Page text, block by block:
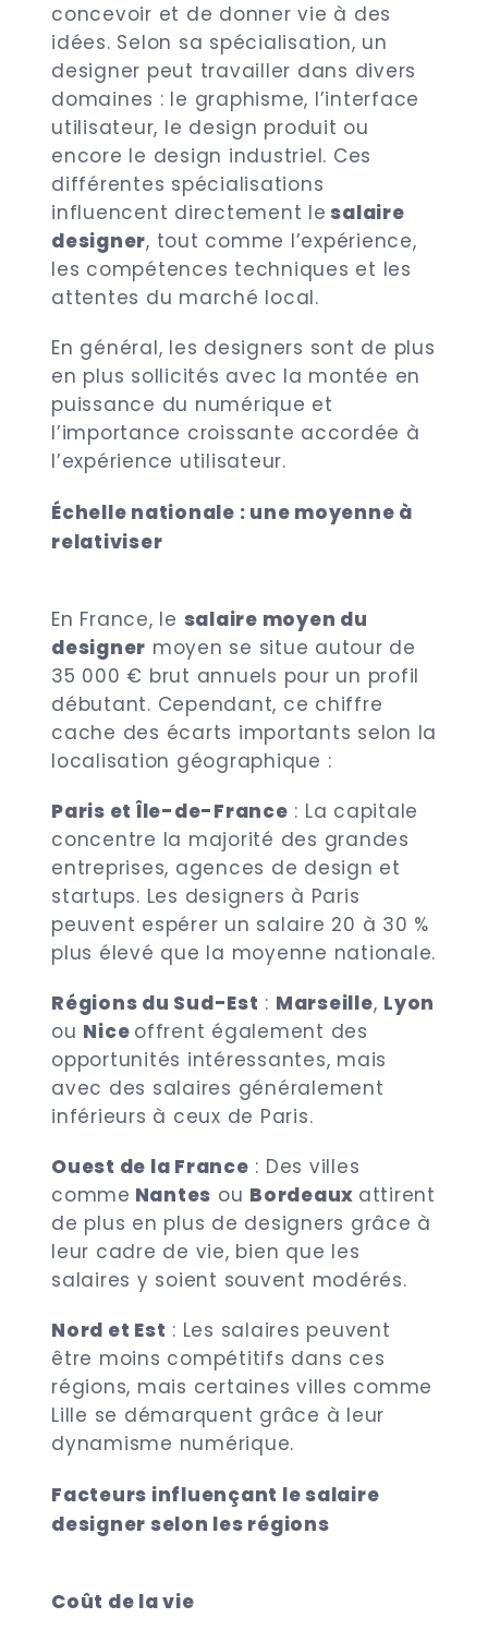
concevoir et de donner vie à des
idées. Selon sa spécialisation, un
designer peut travailler dans divers
domaines : le graphisme, l’interface
utilisateur, le design produit ou
encore le design industriel. Ces
différentes spécialisations
influencent directement le salaire
designer, tout comme l’expérience,
les compétences techniques et les
attentes du marché local.
En général, les designers sont de plus
en plus sollicités avec la montée en
puissance du numérique et
l’importance croissante accordée à
l’expérience utilisateur.
Échelle nationale : une moyenne à
relativiser
En France, le salaire moyen du
designer moyen se situe autour de
35 000 € brut annuels pour un profil
débutant. Cependant, ce chiffre
cache des écarts importants selon la
localisation géographique :
Paris et Île-de-France : La capitale
concentre la majorité des grandes
entreprises, agences de design et
startups. Les designers à Paris
peuvent espérer un salaire 20 à 30 %
plus élevé que la moyenne nationale.
Régions du Sud-Est : Marseille, Lyon
ou Nice offrent également des
opportunités intéressantes, mais
avec des salaires généralement
inférieurs à ceux de Paris.
Ouest de la France : Des villes
comme Nantes ou Bordeaux attirent
de plus en plus de designers grâce à
leur cadre de vie, bien que les
salaires y soient souvent modérés.
Nord et Est : Les salaires peuvent
être moins compétitifs dans ces
régions, mais certaines villes comme
Lille se démarquent grâce à leur
dynamisme numérique.
Facteurs influençant le salaire
designer selon les régions
Coût de la vie